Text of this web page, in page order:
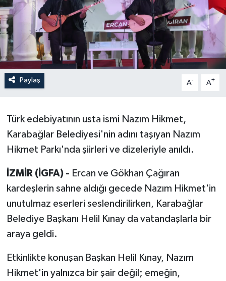
Paylaş A- A+
Türk edebiyatının usta ismi Nazım Hikmet,
Karabağlar Belediyesi'nin adını taşıyan Nazım
Hikmet Parkı'nda şiirleri ve dizeleriyle anıldı.
İZMİR (İGFA) - Ercan ve Gökhan Çağıran
kardeşlerin sahne aldığı gecede Nazım Hikmet'in
unutulmaz eserleri seslendirilirken, Karabağlar
Belediye Başkanı Helil Kınay da vatandaşlarla bir
araya geldi.
Etkinlikte konuşan Başkan Helil Kınay, Nazım
Hikmet'in yalnızca bir şair değil; emeğin,